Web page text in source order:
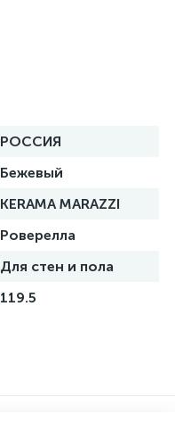
РОССИЯ
Бежевый
KERAMA MARAZZI
Роверелла
Для стен и пола
119.5